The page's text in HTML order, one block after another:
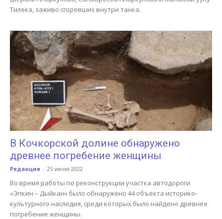
Тилека, заживо сгоревших внутри танка.
В Кочкорской долине обнаружено
древнее погребение женщины
Редакция - 25 июня 2022
Во время работы по реконструкции участка автодороги
«Эпкин – Дыйкан» было обнаружено 44 объекта историко-
культурного наследия, среди которых было найдено древнее
погребение женщины.